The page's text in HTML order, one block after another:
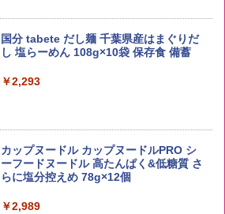
【在庫処分価格】ももたろう印 無洗米 5
kg 業務用 お米マイスターブレンド
by Amazon あきたこまちブレンド 無洗
米 5kg
￥3,396
角ハイボール 350ml×24本 サントリー ウ
イスキー ハイボール 缶
￥4,919
トリスウイスキー 4000ml サントリー 大
容量 4リットル
国分 tabete だし麺 千葉県産はまぐりだ
し 塩らーめん 108g×10袋 保存食 備蓄
￥2,293
カップヌードル カップヌードルPRO シ
ーフードヌードル 高たんぱく&低糖質 さ
らに塩分控えめ 78g×12個
￥2,989